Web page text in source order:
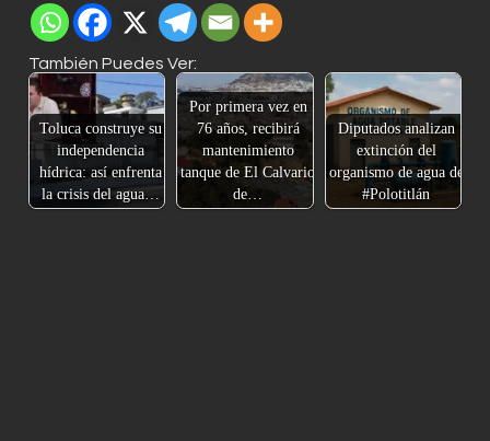
También Puedes Ver:
Toluca construye su
independencia
hídrica: así enfrenta
la crisis del agua…
Por primera vez en
76 años, recibirá
mantenimiento
tanque de El Calvario
de…
Diputados analizan
extinción del
organismo de agua de
#Polotitlán